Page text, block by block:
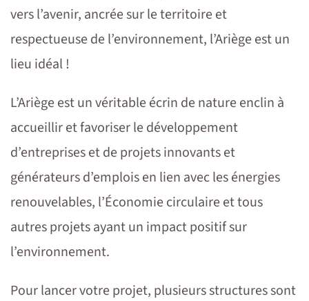
vers l’avenir, ancrée sur le territoire et
respectueuse de l’environnement, l’Ariège est un
lieu idéal !
L’Ariège est un véritable écrin de nature enclin à
accueillir et favoriser le développement
d’entreprises et de projets innovants et
générateurs d’emplois en lien avec les énergies
renouvelables, l’Économie circulaire et tous
autres projets ayant un impact positif sur
l’environnement.
Pour lancer votre projet, plusieurs structures sont